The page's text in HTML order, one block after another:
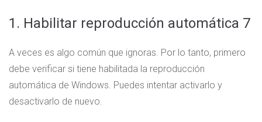
1. Habilitar reproducción automática 7
A veces es algo común que ignoras. Por lo tanto, primero
debe verificar si tiene habilitada la reproducción
automática de Windows. Puedes intentar activarlo y
desactivarlo de nuevo.